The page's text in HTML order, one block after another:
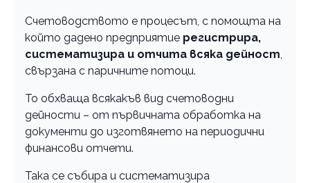
Счетоводството е процесът, с помощта на
който дадено предприятие регистрира,
систематизира и отчита всяка дейност,
свързана с паричните потоци.
То обхваща всякакъв вид счетоводни
дейности – от първичната обработка на
документи до изготвянето на периодични
финансови отчети.
Така се събира и систематизира